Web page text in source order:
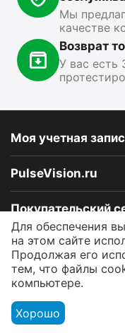
Мы
качестве
Возврат
У вас есть
Моя учетная
PulseVision.ru
Покупательский
Контакты
© 2009 - 2026
9 79000 ₽
Меню
Для обеспечения
на этом сайте
Продолжая его
тем, что файлы
компьютере.
Хорошо